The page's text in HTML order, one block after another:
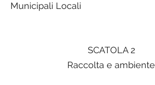
SCATOLA 2
Raccolta e ambiente
Municipali Locali